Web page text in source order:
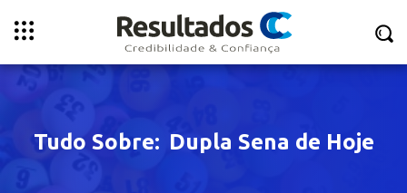
Tudo Sobre: Dupla Sena de Hoje